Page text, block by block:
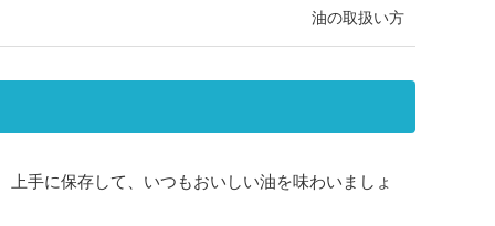
油の取扱い方
手に保存して、いつもおいしい油を味わいましょ